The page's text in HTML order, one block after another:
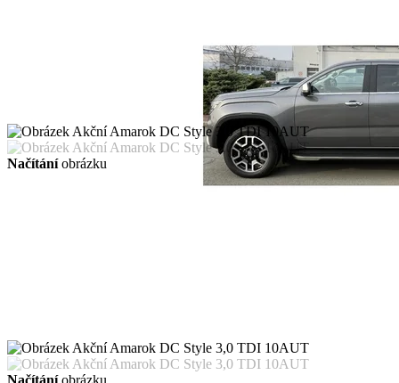
Načítáníobrázku